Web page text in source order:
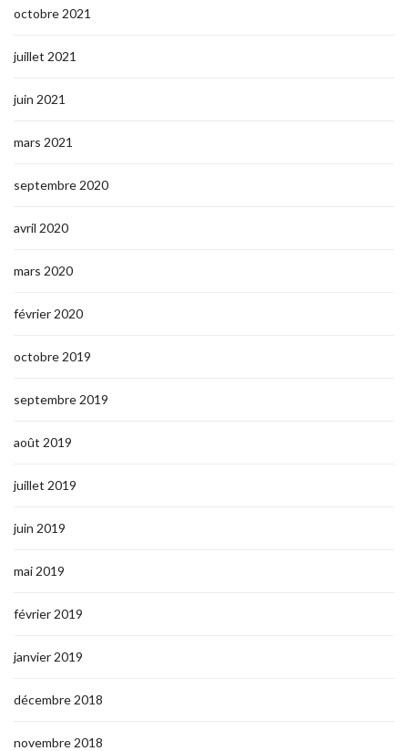
octobre 2021
juillet 2021
juin 2021
mars 2021
septembre 2020
avril 2020
mars 2020
février 2020
octobre 2019
septembre 2019
août 2019
juillet 2019
juin 2019
mai 2019
février 2019
janvier 2019
décembre 2018
novembre 2018